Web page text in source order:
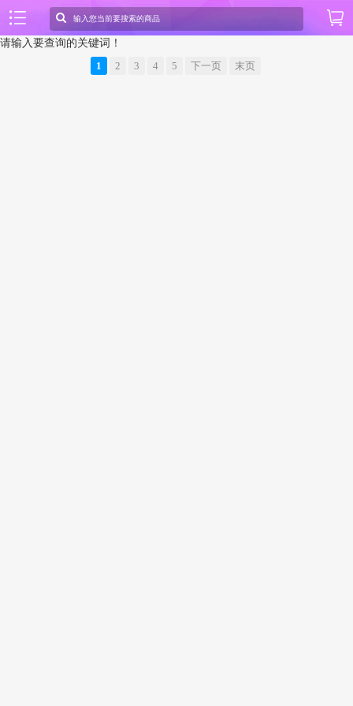
请输入要查询的关键词！
1
2 3 4 5 下一页 末页